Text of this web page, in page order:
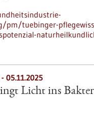
pm/tuebinger-
05.11.2025
Licht ins